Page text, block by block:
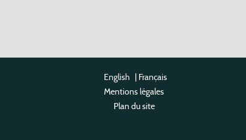
English | Français
Mentions légales
Plan du site